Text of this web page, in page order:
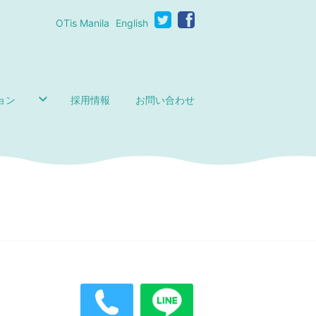
OTis Manila English
ン 採用情報 お問い合わせ